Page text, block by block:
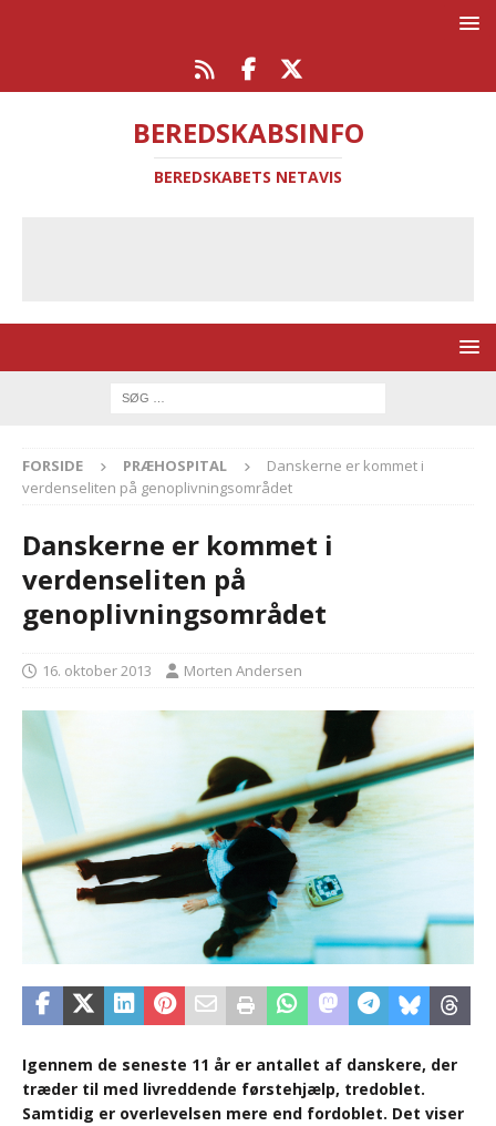
BEREDSKABSINFO
BEREDSKABETS NETAVIS
FORSIDE PRÆHOSPITAL
Danskerne er kommet i
verdenseliten på genoplivningsområdet
Danskerne er kommet i
verdenseliten på
genoplivningsområdet
16. oktober 2013 Morten Andersen
Igennem de seneste 11 år er antallet af danskere, der
træder til med livreddende førstehjælp, tredoblet.
Samtidig er overlevelsen mere end fordoblet. Det viser